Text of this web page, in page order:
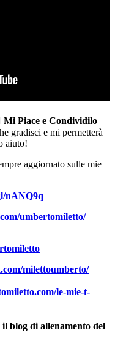
Mi Piace e Condividilo
gradisci e mi permetterà
aiuto!
aggiornato sulle mie
nANQ9q
umbertomiletto/
milettoumberto/
le-mie-t-
il blog di allenamento del